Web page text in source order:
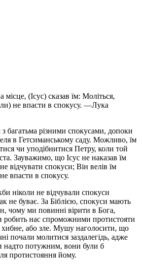
(Ісус) сказав їм: Моліться,
не впасти в спокусу. —Лука
з багатьма різними спокусами, допоки
в Гетсиманському саду. Можливо, їм
чи уподібнитися Петру, коли той
Зауважимо, що Ісус не наказав їм
відчувати спокуси; Він велів їм
впасти в спокусу.
ніколи не відчували спокуси
не буває. За Біблією, спокуси мають
чому ми повинні вірити в Бога,
робить нас спроможними протистояти
хибне, або зле. Мушу наголосити, що
почали молитися заздалегідь, адже
надто потужним, вони були б
протистояння йому.